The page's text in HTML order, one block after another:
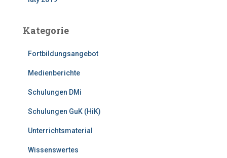
Kategorie
Fortbildungsangebot
Medienberichte
Schulungen DMi
Schulungen GuK (HiK)
Unterrichtsmaterial
Wissenswertes